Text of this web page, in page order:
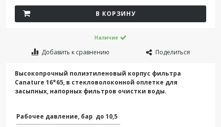
В КОРЗИНУ
Наличие
Добавить к сравнению Поделиться
Высокопрочный полиэтиленовый корпус фильтра
Canature 16*65, в стекловолоконной оплетке для
засыпных, напорных фильтров очистки воды.
Рабочее давление, бар до 10,5